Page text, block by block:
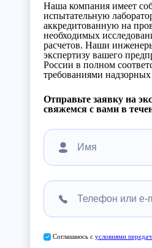
Наша компания имеет
испытательную
аккредитованную на
необходимых
расчетов. Наши
экспертизу вашего
России в полном
требованиями надзорных
Отправьте заявку на
свяжемся с вами в
Соглашаюсь с условиями